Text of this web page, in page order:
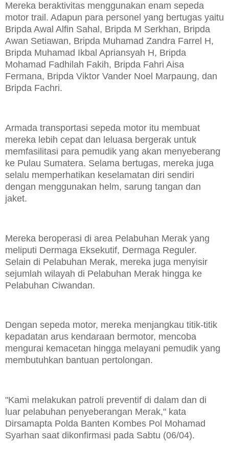
Mereka beraktivitas menggunakan enam sepeda
motor trail. Adapun para personel yang bertugas yaitu
Bripda Awal Alfin Sahal, Bripda M Serkhan, Bripda
Awan Setiawan, Bripda Muhamad Zandra Farrel H,
Bripda Muhamad Ikbal Apriansyah H, Bripda
Mohamad Fadhilah Fakih, Bripda Fahri Aisa
Fermana, Bripda Viktor Vander Noel Marpaung, dan
Bripda Fachri.
Armada transportasi sepeda motor itu membuat
mereka lebih cepat dan leluasa bergerak untuk
memfasilitasi para pemudik yang akan menyeberang
ke Pulau Sumatera. Selama bertugas, mereka juga
selalu memperhatikan keselamatan diri sendiri
dengan menggunakan helm, sarung tangan dan
jaket.
Mereka beroperasi di area Pelabuhan Merak yang
meliputi Dermaga Eksekutif, Dermaga Reguler.
Selain di Pelabuhan Merak, mereka juga menyisir
sejumlah wilayah di Pelabuhan Merak hingga ke
Pelabuhan Ciwandan.
Dengan sepeda motor, mereka menjangkau titik-titik
kepadatan arus kendaraan bermotor, mencoba
mengurai kemacetan hingga melayani pemudik yang
membutuhkan bantuan pertolongan.
"Kami melakukan patroli preventif di dalam dan di
luar pelabuhan penyeberangan Merak," kata
Dirsamapta Polda Banten Kombes Pol Mohamad
Syarhan saat dikonfirmasi pada Sabtu (06/04).